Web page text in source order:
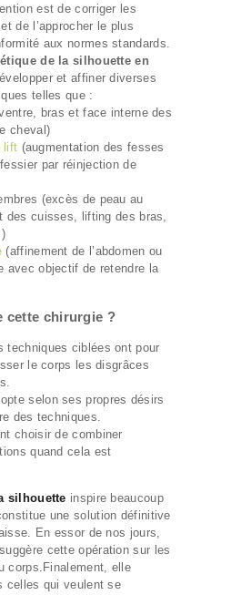
est de corriger les
de l’approcher le plus
aux normes standards.
de la silhouette en
et affiner diverses
telles que :
bras et face interne des
cheval)
lift (augmentation des fesses
par réinjection de
(excès de peau au
des cuisses, lifting des bras,
(affinement de l’abdomen ou
avec objectif de retendre la
cette chirurgie ?
techniques ciblées ont pour
le corps les disgrâces
selon ses propres désirs
des techniques.
choisir de combiner
quand cela est
silhouette inspire beaucoup
une solution définitive
En essor de nos jours,
cette opération sur les
corps.Finalement, elle
celles qui veulent se